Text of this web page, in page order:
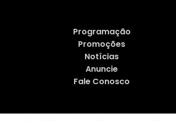
Programação
Promoções
Notícias
Anuncie
Fale Conosco